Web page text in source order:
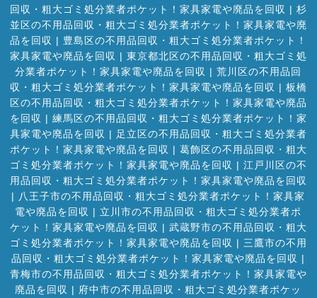
回収・粗大ゴミ処分業者ポケット！家具家電や廃品を回収 | 杉
並区の不用品回収・粗大ゴミ処分業者ポケット！家具家電や廃
品を回収 | 豊島区の不用品回収・粗大ゴミ処分業者ポケット！
家具家電や廃品を回収 | 東京都北区の不用品回収・粗大ゴミ処
分業者ポケット！家具家電や廃品を回収 | 荒川区の不用品回
収・粗大ゴミ処分業者ポケット！家具家電や廃品を回収 | 板橋
区の不用品回収・粗大ゴミ処分業者ポケット！家具家電や廃品
を回収 | 練馬区の不用品回収・粗大ゴミ処分業者ポケット！家
具家電や廃品を回収 | 足立区の不用品回収・粗大ゴミ処分業者
ポケット！家具家電や廃品を回収 | 葛飾区の不用品回収・粗大
ゴミ処分業者ポケット！家具家電や廃品を回収 | 江戸川区の不
用品回収・粗大ゴミ処分業者ポケット！家具家電や廃品を回収
| 八王子市の不用品回収・粗大ゴミ処分業者ポケット！家具家
電や廃品を回収 | 立川市の不用品回収・粗大ゴミ処分業者ポ
ケット！家具家電や廃品を回収 | 武蔵野市の不用品回収・粗大
ゴミ処分業者ポケット！家具家電や廃品を回収 | 三鷹市の不用
品回収・粗大ゴミ処分業者ポケット！家具家電や廃品を回収 |
青梅市の不用品回収・粗大ゴミ処分業者ポケット！家具家電や
廃品を回収 | 府中市の不用品回収・粗大ゴミ処分業者ポケッ